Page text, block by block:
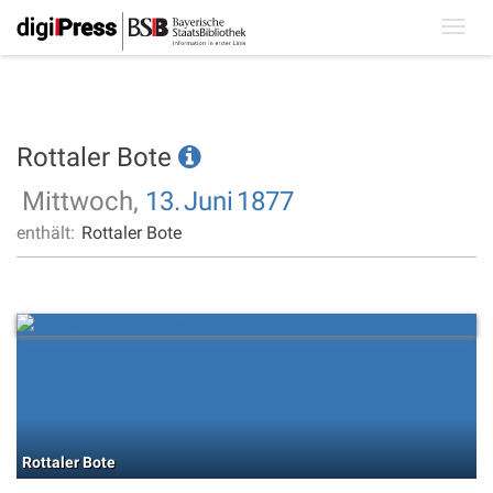
Rottaler Bote
Mittwoch, 13.Juni 1877
enthält: Rottaler Bote
Rottaler Bote